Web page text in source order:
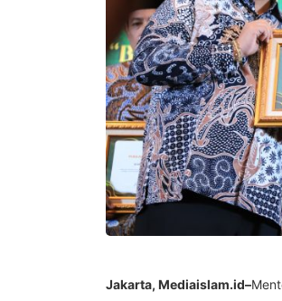
Jakarta, Mediaislam.id–